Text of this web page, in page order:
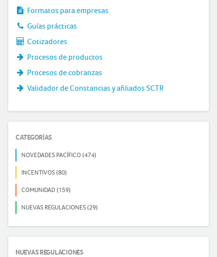
Formatos para empresas
Guías prácticas
Cotizadores
Procesos de productos
Procesos de cobranzas
Validador de Constancias y afiliados SCTR
CATEGORÍAS
NOVEDADES PACÍFICO (474)
INCENTIVOS (80)
COMUNIDAD (159)
NUEVAS REGULACIONES (29)
NUEVAS REGULACIONES